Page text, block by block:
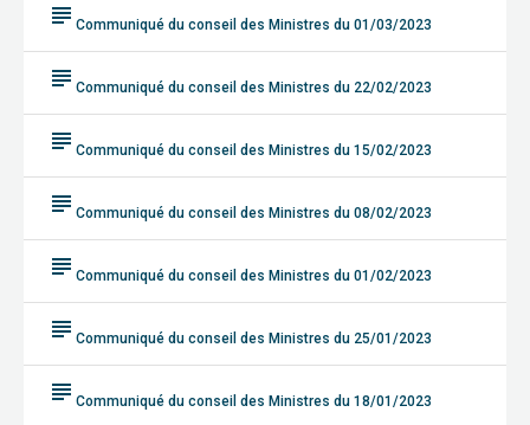
subject Communiqué du conseil des Ministres du 01/03/2023
subject Communiqué du conseil des Ministres du 22/02/2023
subject Communiqué du conseil des Ministres du 15/02/2023
subject Communiqué du conseil des Ministres du 08/02/2023
subject Communiqué du conseil des Ministres du 01/02/2023
subject Communiqué du conseil des Ministres du 25/01/2023
subject Communiqué du conseil des Ministres du 18/01/2023